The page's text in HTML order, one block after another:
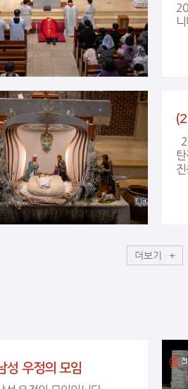
니다. 더 많은
탄
진
더보기
성 우정의 모임